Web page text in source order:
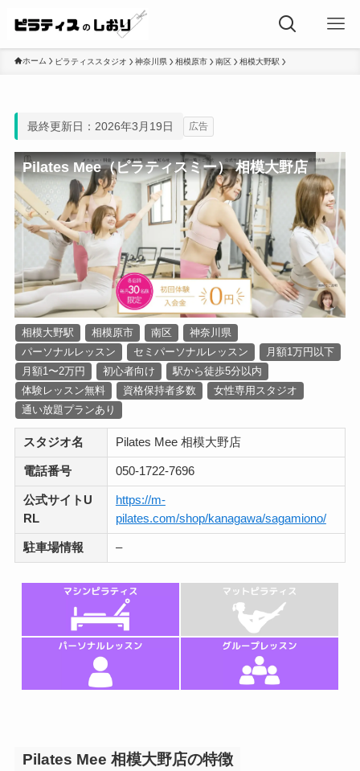
ホーム ピラティススタジオ 神奈川県 相模原市 南区 相模大野駅
最終更新日：2026年3月19日 広告
Pilates Mee（ピラティスミー） 相模大野店
相模大野駅 相模原市 南区
神奈川県
パーソナルレッスン
セミパーソナルレッスン
月額1万円以下
月額1〜2万円
初心者向け
駅から徒歩5分以内
体験レッスン無料
資格保持者多数
女性専用スタジオ
通い放題プランあり
スタジオ名 Pilates Mee 相模大野店
電話番号 050-1722-7696
公式サイトU
RL
https://m-
pilates.com/shop/kanagawa/sagamiono/
駐車場情報 –
Pilates Mee 相模大野店の特徴